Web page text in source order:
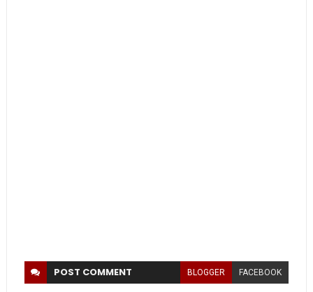
POST COMMENT BLOGGER FACEBOOK